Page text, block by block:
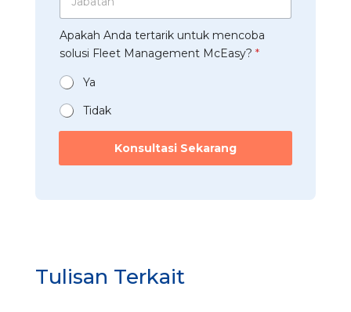
*
a
n
*
t
*
r
i
b
a
t
n
Apakah Anda tertarik untuk mencoba
solusi Fleet Management McEasy? *
Ya
Tidak
Konsultasi Sekarang
Tulisan Terkait